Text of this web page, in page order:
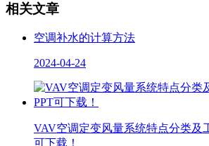
相关文章
空调补水的计算方法
2024-04-24
VAV空调定变风量系统特点分类及
可下载！